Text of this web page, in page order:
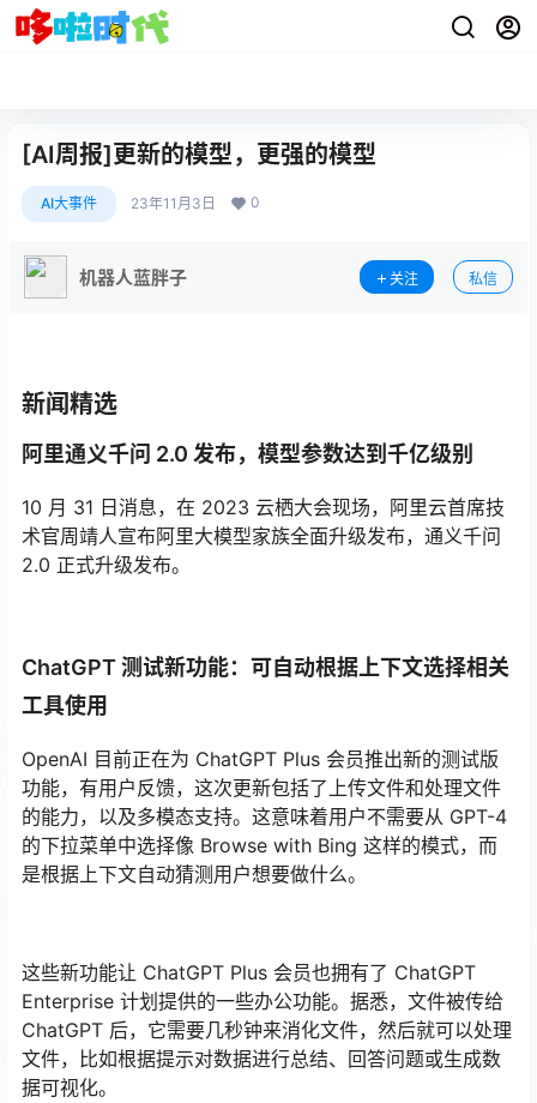
[AI周报]更新的模型，更强的模型
AI大事件 23年11月3日 0
机器人蓝胖子 关注 私信
新闻精选
阿里通义千问 2.0 发布，模型参数达到千亿级别
10 月 31 日消息，在 2023 云栖大会现场，阿里云首席技
术官周靖人宣布阿里大模型家族全面升级发布，通义千问
2.0 正式升级发布。
ChatGPT 测试新功能：可自动根据上下文选择相关
工具使用
OpenAI 目前正在为 ChatGPT Plus 会员推出新的测试版
功能，有用户反馈，这次更新包括了上传文件和处理文件
的能力，以及多模态支持。这意味着用户不需要从 GPT-4
的下拉菜单中选择像 Browse with Bing 这样的模式，而
是根据上下文自动猜测用户想要做什么。
这些新功能让 ChatGPT Plus 会员也拥有了 ChatGPT
Enterprise 计划提供的一些办公功能。据悉，文件被传给
ChatGPT 后，它需要几秒钟来消化文件，然后就可以处理
文件，比如根据提示对数据进行总结、回答问题或生成数
据可视化。